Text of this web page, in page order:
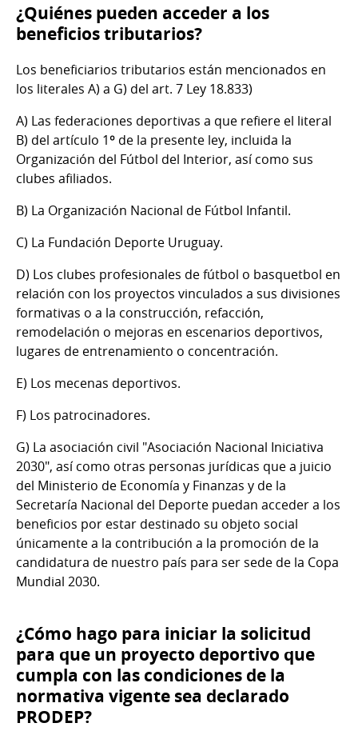
¿Quiénes pueden acceder a los
beneficios tributarios?
Los beneficiarios tributarios están mencionados en
los literales A) a G) del art. 7 Ley 18.833)
A) Las federaciones deportivas a que refiere el literal
B) del artículo 1º de la presente ley, incluida la
Organización del Fútbol del Interior, así como sus
clubes afiliados.
B) La Organización Nacional de Fútbol Infantil.
C) La Fundación Deporte Uruguay.
D) Los clubes profesionales de fútbol o basquetbol en
relación con los proyectos vinculados a sus divisiones
formativas o a la construcción, refacción,
remodelación o mejoras en escenarios deportivos,
lugares de entrenamiento o concentración.
E) Los mecenas deportivos.
F) Los patrocinadores.
G) La asociación civil "Asociación Nacional Iniciativa
2030", así como otras personas jurídicas que a juicio
del Ministerio de Economía y Finanzas y de la
Secretaría Nacional del Deporte puedan acceder a los
beneficios por estar destinado su objeto social
únicamente a la contribución a la promoción de la
candidatura de nuestro país para ser sede de la Copa
Mundial 2030.
¿Cómo hago para iniciar la solicitud
para que un proyecto deportivo que
cumpla con las condiciones de la
normativa vigente sea declarado
PRODEP?